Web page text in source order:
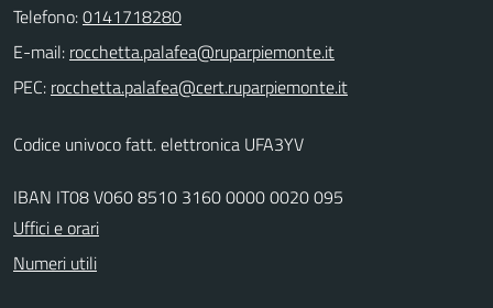
Telefono:0141718280
E-mail:
PEC:
Codice univoco fatt. elettronica UFA3YV
IBAN IT08 V060 8510 3160 0000 0020 095
Uffici e orari
Numeri utili